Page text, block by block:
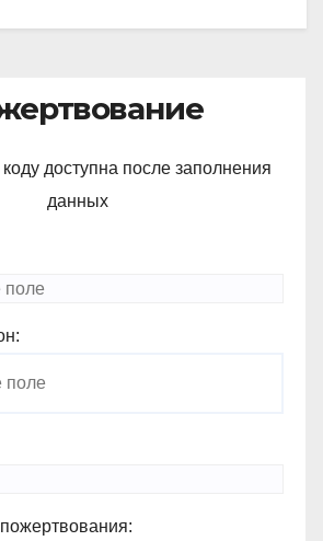
доступна после заполнения
данных